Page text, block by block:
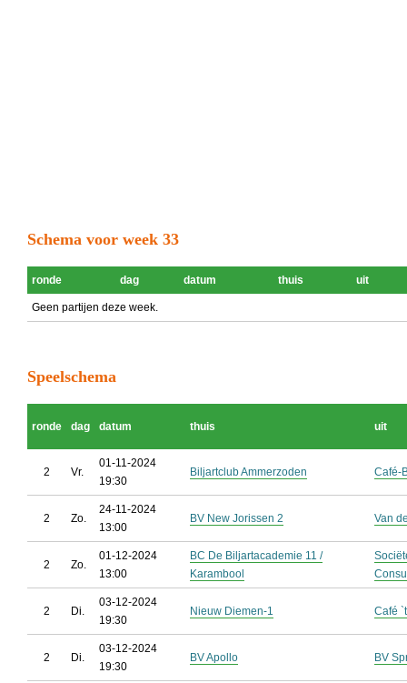
Schema voor week 33
ronde dag datum thuis uit
Geen partijen deze week.
Speelschema
ronde dag datum thuis uit
2 Vr.
01-11-2024
19:30
Biljartclub Ammerzoden Café-
2 Zo.
24-11-2024
13:00
BV New Jorissen 2 Van
2 Zo.
01-12-2024
13:00
BC De Biljartacademie 11 /
Karambool
2 Di.
03-12-2024
19:30
Nieuw Diemen-1 Café
2 Di.
03-12-2024
19:30
BV Apollo BV